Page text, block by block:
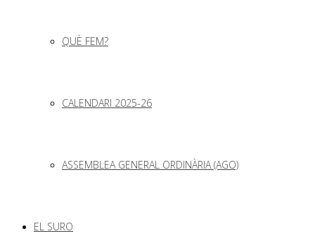
QUÈ FEM?
CALENDARI 2025-26
ASSEMBLEA GENERAL ORDINÀRIA (AGO)
EL SURO